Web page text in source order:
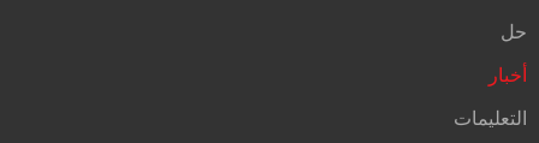
حل
أخبار
التعليمات